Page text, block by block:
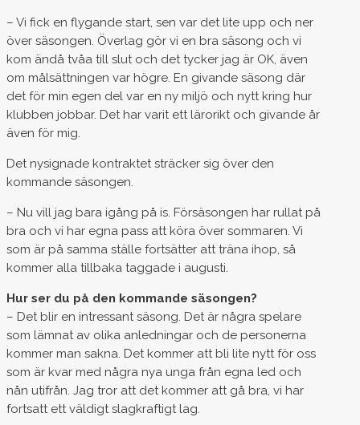
– Vi fick en flygande start, sen var det lite upp och ner
över säsongen. Överlag gör vi en bra säsong och vi
kom ändå tvåa till slut och det tycker jag är OK, även
om målsättningen var högre. En givande säsong där
det för min egen del var en ny miljö och nytt kring hur
klubben jobbar. Det har varit ett lärorikt och givande år
även för mig.
Det nysignade kontraktet sträcker sig över den
kommande säsongen.
– Nu vill jag bara igång på is. Försäsongen har rullat på
bra och vi har egna pass att köra över sommaren. Vi
som är på samma ställe fortsätter att träna ihop, så
kommer alla tillbaka taggade i augusti.
Hur ser du på den kommande säsongen?
– Det blir en intressant säsong. Det är några spelare
som lämnat av olika anledningar och de personerna
kommer man sakna. Det kommer att bli lite nytt för oss
som är kvar med några nya unga från egna led och
nån utifrån. Jag tror att det kommer att gå bra, vi har
fortsatt ett väldigt slagkraftigt lag.